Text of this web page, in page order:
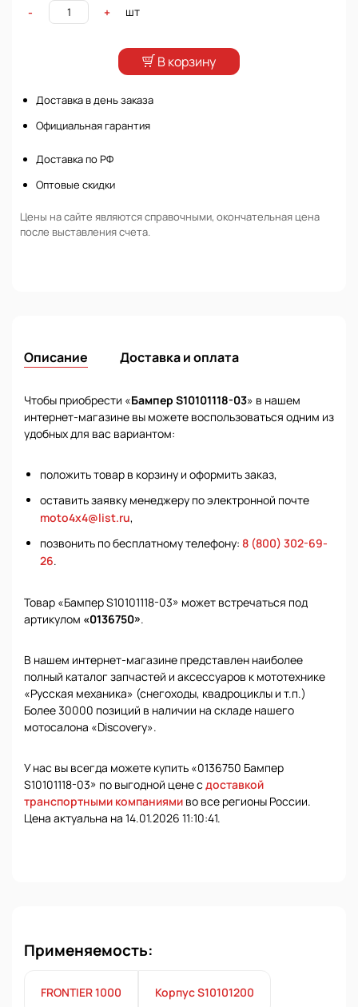
-
+ шт
В корзину
Доставка в день заказа
Официальная гарантия
Доставка по РФ
Оптовые скидки
Цены на сайте являются справочными, окончательная цена
после выставления счета.
Описание Доставка и оплата
Чтобы приобрести «Бампер S10101118-03» в нашем
интернет-магазине вы можете воспользоваться одним из
удобных для вас вариантом:
положить товар в корзину и оформить заказ,
оставить заявку менеджеру по электронной почте
moto4x4@list.ru,
позвонить по бесплатному телефону: 8 (800) 302-69-
26.
Товар «Бампер S10101118-03» может встречаться под
артикулом «0136750».
В нашем интернет-магазине представлен наиболее
полный каталог запчастей и аксессуаров к мототехнике
«Русская механика» (снегоходы, квадроциклы и т.п.)
Более 30000 позиций в наличии на складе нашего
мотосалона «Discovery».
У нас вы всегда можете купить «0136750 Бампер
S10101118-03» по выгодной цене с доставкой
транспортными компаниями во все регионы России.
Цена актуальна на 14.01.2026 11:10:41.
Применяемость:
FRONTIER 1000 Корпус S10101200